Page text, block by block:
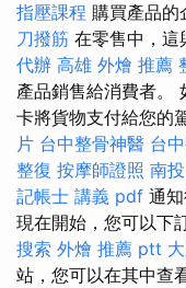
指壓課程 購買產品的
刀撥筋 在零售中，這
代辦 高雄 外燴 推薦
產品銷售給消費者。
卡將貨物支付給您的
片 台中整骨神醫 台
整復 按摩師證照 南
記帳士 講義 pdf 通
現在開始，您可以下
搜索 外燴 推薦 ptt
站，您可以在其中查